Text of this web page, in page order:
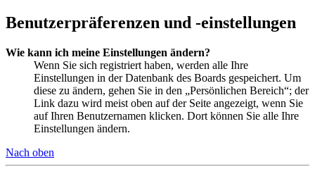
Benutzerpräferenzen und -einstellungen
Wie kann ich meine Einstellungen ändern?
Wenn Sie sich registriert haben, werden alle Ihre
Einstellungen in der Datenbank des Boards gespeichert. Um
diese zu ändern, gehen Sie in den „Persönlichen Bereich“; der
Link dazu wird meist oben auf der Seite angezeigt, wenn Sie
auf Ihren Benutzernamen klicken. Dort können Sie alle Ihre
Einstellungen ändern.
Nach oben